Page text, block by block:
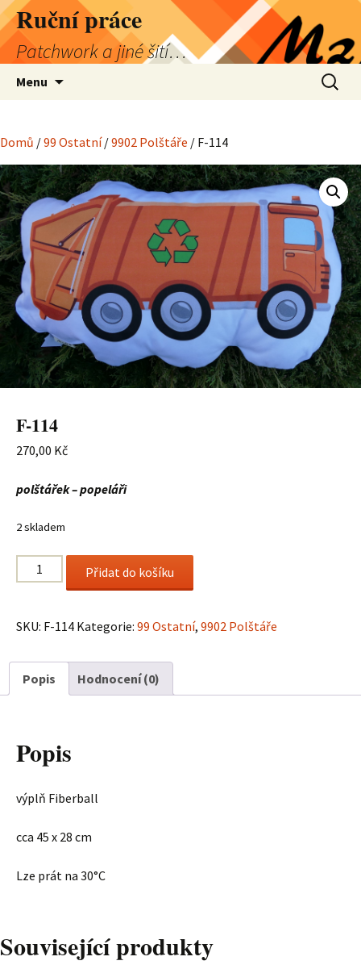
Přejít
k
obsahu
webu
Ruční práce
Patchwork a jiné šití…
Menu
Domů /99 Ostatní/9902 Polštáře / F-114
F-114
270,00 Kč
polštářek – popeláři
2 skladem
114
Přidat do košíku
SKU: F-114 Kategorie: 99 Ostatní, 9902 Polštáře
Popis Hodnocení (0)
Popis
výplň Fiberball
cca 45 x 28 cm
Lze prát na 30°C
Související produkty